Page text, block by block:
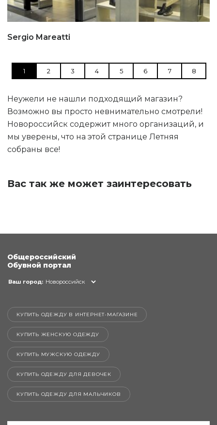
Sergio Mareatti
1 2 3 4 5 6 7 8
Неужели не нашли подходящий магазин?
Возможно вы просто невнимательно смотрели!
Новороссийск содержит много организаций, и
мы уверены, что на этой странице Летняя
собраны все!
Вас так же может заинтересовать
Общероссийский
Обувной портал
Ваш город: Новороссийск
КУПИТЬ ОДЕЖДУ В ИНТЕРНЕТ-МАГАЗИНЕ
КУПИТЬ ЖЕНСКУЮ ОДЕЖДУ
КУПИТЬ МУЖСКУЮ ОДЕЖДУ
КУПИТЬ ОДЕЖДУ ДЛЯ ДЕВОЧЕК
КУПИТЬ ОДЕЖДУ ДЛЯ МАЛЬЧИКОВ